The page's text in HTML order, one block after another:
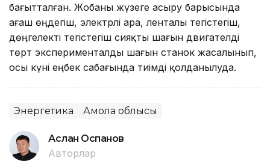
бағытталған. Жобаны жүзеге асыру барысында
ағаш өңдегіш, электрлі ара, ленталы тегістегіш,
дөңгелекті тегістегіш сияқты шағын двигателді
төрт эксперименталды шағын станок жасалынып,
осы күні еңбек сабағында тиімді қолданылуда.
Энергетика Ақмола облысы
Аслан Оспанов
Авторлар